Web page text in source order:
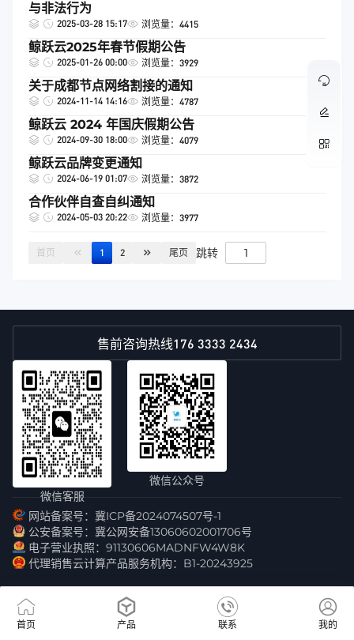
与非法行为
2025-03-28 15:17 浏览量：4415
鲸跃云2025年春节假期公告
2025-01-26 00:00 浏览量：3929
关于成都节点网络割接的通知
2024-11-14 14:16 浏览量：4787
鲸跃云 2024 年国庆假期公告
2024-09-30 18:00 浏览量：4079
鲸跃云品牌变更通知
2024-06-19 01:07 浏览量：3872
合作伙伴自查自纠通知
2024-05-03 20:22 浏览量：3977
首页 1 2 尾页 跳转
售前咨询热线176 3333 2434
微信客服
微信公众号
网站备案号：冀ICP备2024074507号-1
公安备案号：冀公网安备13060602001706号
电子营业执照：91130606MADNFW4W8K
代理销售云计算产品服务机构：B1-20243925
首页 产品 联系 我的